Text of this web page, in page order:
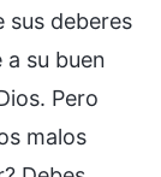
sus deberes
su buen
Pero
malos